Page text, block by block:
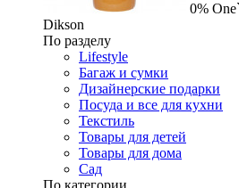
0%
Dikson
По разделу
Lifestyle
Багаж и сумки
Дизайнерские подарки
Посуда и все для кухни
Текстиль
Товары для детей
Товары для дома
Сад
По категории